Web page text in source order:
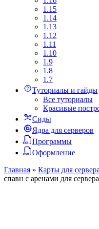
1.15
1.14
1.13
1.12
1.11
1.10
1.9
1.8
1.7
Туториалы и гайды
Все туториалы
Красивые
Сиды
Ядра для серверов
Программы
Оформление
Главная » Карты для сервера
спавн с аренами для